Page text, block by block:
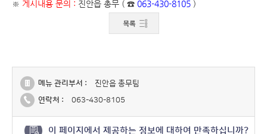
※ 게시내용 문의 : 진안읍 총무 ( ☎ 063-430-8105 )
메뉴 관리부서 :
진안읍 총무팀
연락처 :
063-430-8105
이 페이지에서 제공하는 정보에 대하여 만족하십니까?